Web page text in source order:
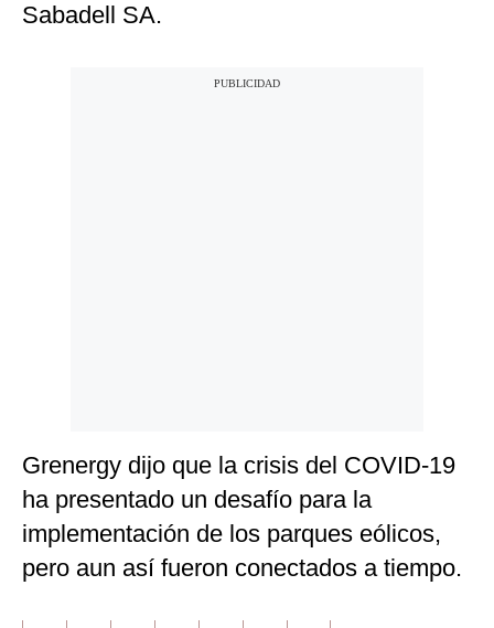
Sabadell SA.
Grenergy dijo que la crisis del COVID-19
ha presentado un desafío para la
implementación de los parques eólicos,
pero aun así fueron conectados a tiempo.